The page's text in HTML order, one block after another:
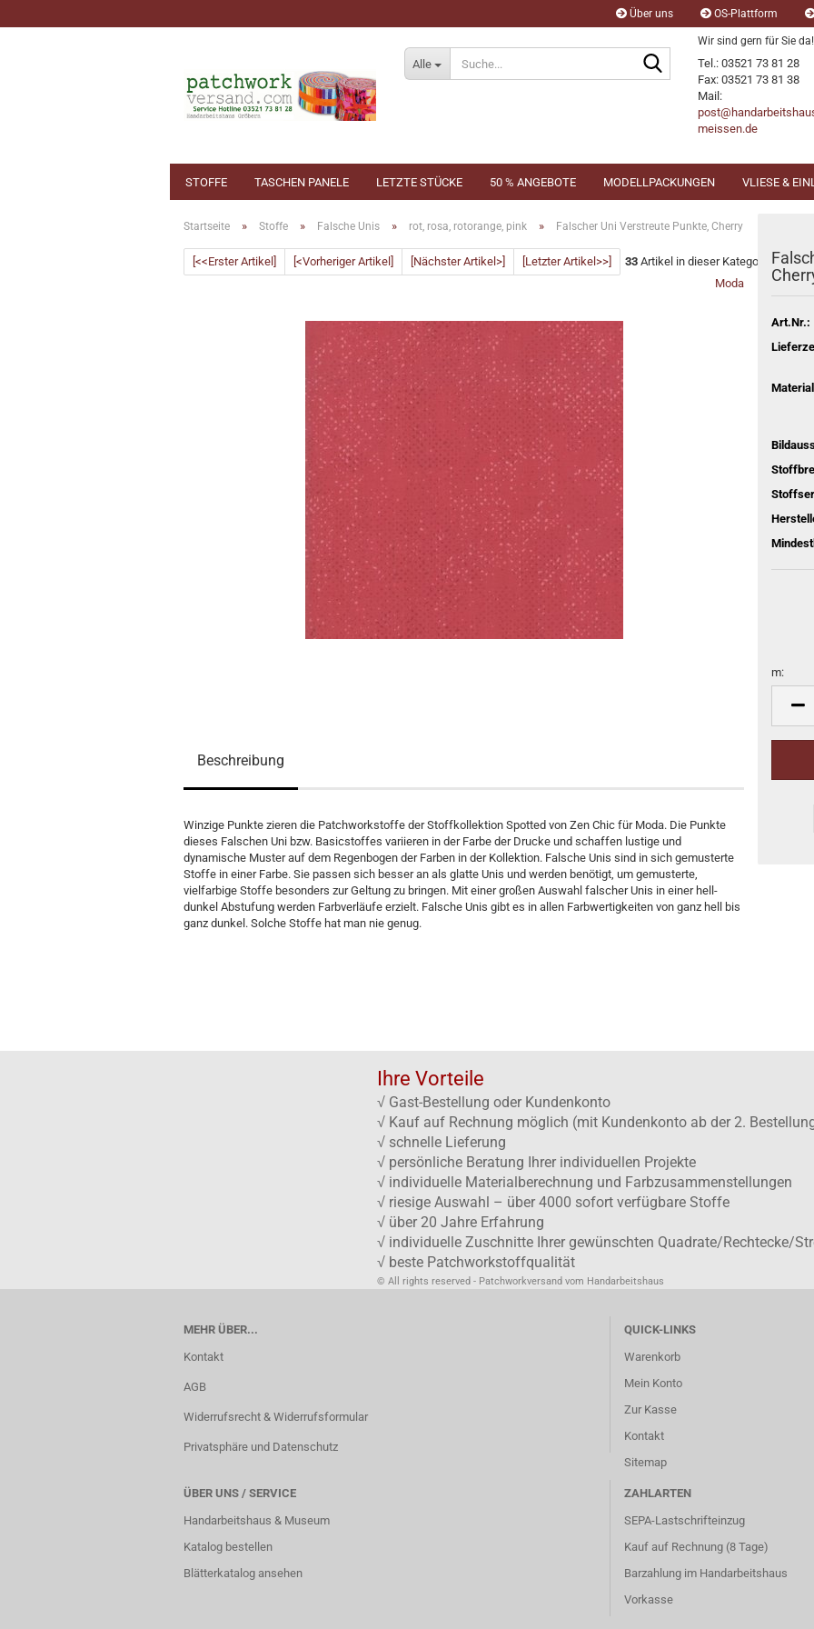
Über uns OS-Plattform
Alle
Wir sind gern für Sie da!
Tel.: 03521 73 81 28
Fax: 03521 73 81 38
Mail:
meissen.de
STOFFE TASCHEN PANELE LETZTE STÜCKE 50 % ANGEBOTE MODELLPACKUNGEN VLIESE &
Startseite » Stoffe » Falsche Unis » rot, rosa, rotorange, pink » Falscher Uni Verstreute Punkte, Cherry
[<<Erster Artikel] [<Vorheriger Artikel] [Nächster Artikel>] [Letzter Artikel>>] 33 Artikel in dieser Kategorie
Moda
Art.Nr.:
m:
Beschreibung
Winzige Punkte zieren die Patchworkstoffe der Stoffkollektion Spotted von Zen Chic für Moda. Die Punkte
dieses Falschen Uni bzw. Basicstoffes variieren in der Farbe der Drucke und schaffen lustige und
dynamische Muster auf dem Regenbogen der Farben in der Kollektion. Falsche Unis sind in sich gemusterte
Stoffe in einer Farbe. Sie passen sich besser an als glatte Unis und werden benötigt, um gemusterte,
vielfarbige Stoffe besonders zur Geltung zu bringen. Mit einer großen Auswahl falscher Unis in einer hell-
dunkel Abstufung werden Farbverläufe erzielt. Falsche Unis gibt es in allen Farbwertigkeiten von ganz hell bis
ganz dunkel. Solche Stoffe hat man nie genug.
Ihre Vorteile
√ Gast-Bestellung oder Kundenkonto
√ Kauf auf Rechnung möglich (mit Kundenkonto ab der 2.
√ schnelle Lieferung
√ persönliche Beratung Ihrer individuellen Projekte
√ individuelle Materialberechnung und Farbzusammenstellungen
√ riesige Auswahl – über 4000 sofort verfügbare Stoffe
√ über 20 Jahre Erfahrung
√ individuelle Zuschnitte Ihrer gewünschten Quadrate/Rechtecke/
√ beste Patchworkstoffqualität
© All rights reserved - Patchworkversand vom Handarbeitshaus
MEHR ÜBER...
Kontakt
AGB
Widerrufsrecht & Widerrufsformular
Privatsphäre und Datenschutz
QUICK-LINKS
Warenkorb
Mein Konto
Zur Kasse
Kontakt
Sitemap
ÜBER UNS / SERVICE
Handarbeitshaus & Museum
Katalog bestellen
Blätterkatalog ansehen
ZAHLARTEN
SEPA-Lastschrifteinzug
Kauf auf Rechnung (8 Tage)
Barzahlung im Handarbeitshaus
Vorkasse